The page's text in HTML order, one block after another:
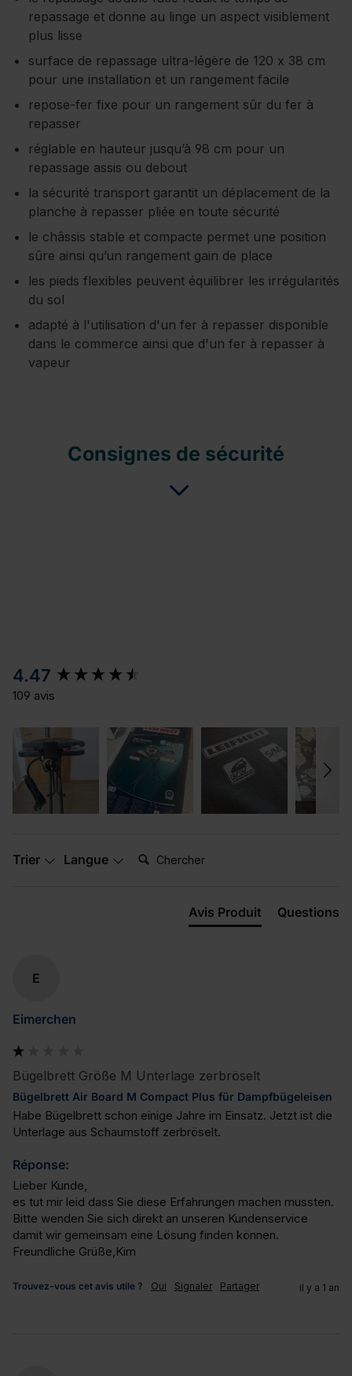
repassage et donne au linge un aspect visiblement
plus lisse
surface de repassage ultra-légère de 120 x 38 cm
pour une installation et un rangement facile
repose-fer fixe pour un rangement sûr du fer à
repasser
réglable en hauteur jusqu’à 98 cm pour un
repassage assis ou debout
la sécurité transport garantit un déplacement de la
planche à repasser pliée en toute sécurité
le châssis stable et compacte permet une position
sûre ainsi qu’un rangement gain de place
les pieds flexibles peuvent équilibrer les irrégularités
du sol
adapté à l'utilisation d'un fer à repasser disponible
dans le commerce ainsi que d'un fer à repasser à
vapeur
Consignes de sécurité
4.47
109 avis
Trier Langue Chercher:
Avis Produit Questions
E
Eimerchen
Bügelbrett Größe M Unterlage zerbröselt
Bügelbrett Air Board M Compact Plus für Dampfbügeleisen
Habe Bügelbrett schon einige Jahre im Einsatz. Jetzt ist die
Unterlage aus Schaumstoff zerbröselt.
Réponse:
Lieber Kunde,
es tut mir leid dass Sie diese Erfahrungen machen mussten.
Bitte wenden Sie sich direkt an unseren Kundenservice
damit wir gemeinsam eine Lösung finden können.
Freundliche Grüße,Kim
Trouvez-vous cet avis utile ? Oui Signaler Partager il y a 1 an
New content loaded